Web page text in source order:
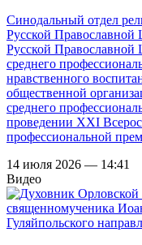
Синодальный отдел
Русской
Русской Православной
среднего
нравственного
общественной
среднего
проведении XXI
профессиональной
14 июля 2026 — 14:41
Видео